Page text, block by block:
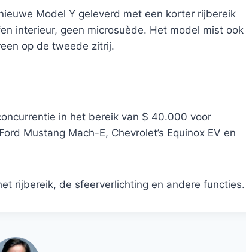
Model Y geleverd met een korter rijbereik
interieur, geen microsuède. Het model mist ook
op de tweede zitrij.
in het bereik van $ 40.000 voor
Mustang Mach-E, Chevrolet’s Equinox EV en
rijbereik, de sfeerverlichting en andere functies.